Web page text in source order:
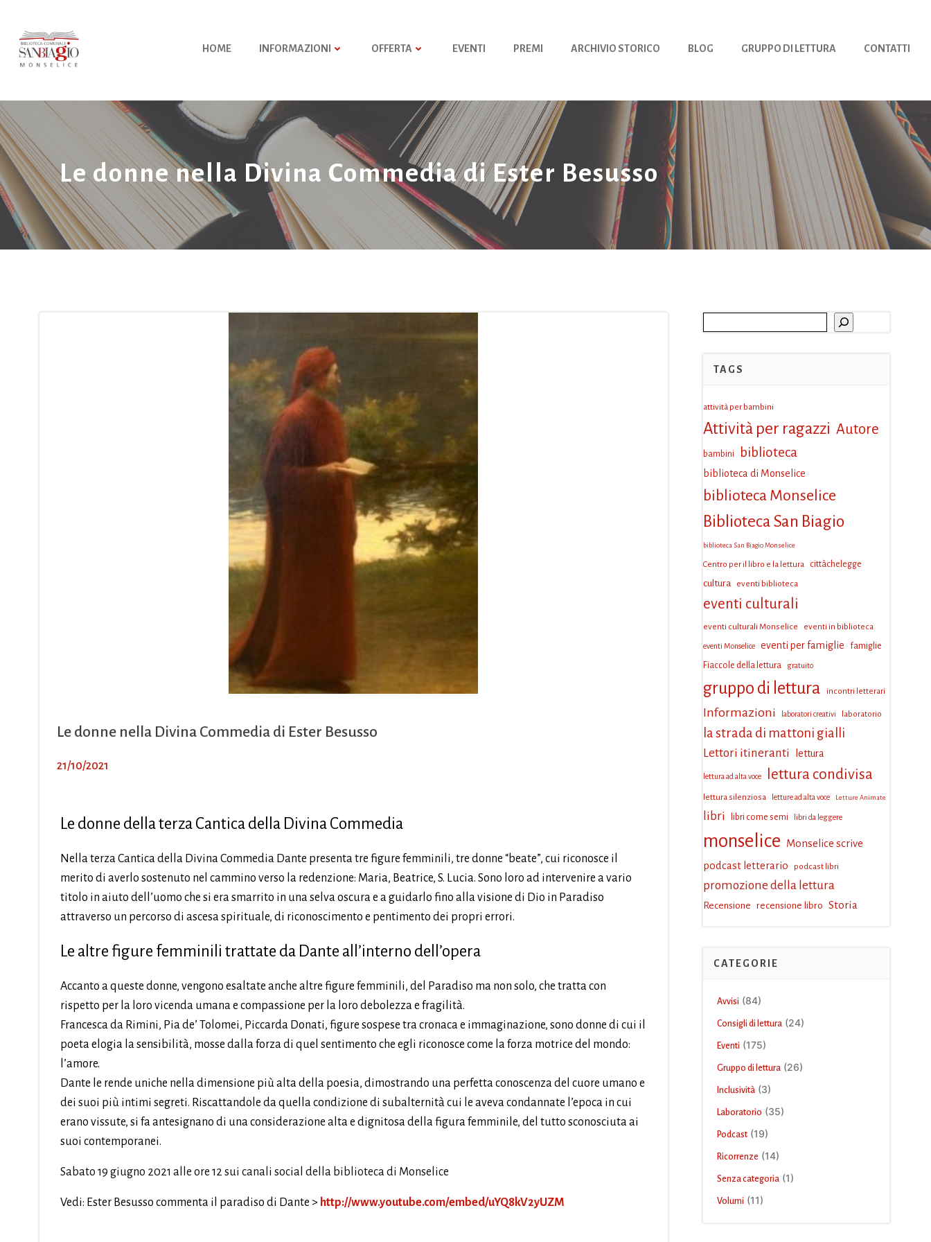
contenuto
HOME INFORMAZIONI OFFERTA EVENTI PREMI ARCHIVIO STORICO BLOG GRUPPO DI LETTURA CONTATTI
Le donne nella Divina Commedia di Ester Besusso
Le donne nella Divina Commedia di Ester Besusso
21/10/2021
Le donne della terza Cantica della Divina Commedia
Nella terza Cantica della Divina Commedia Dante presenta tre figure femminili, tre donne “beate”, cui riconosce il
merito di averlo sostenuto nel cammino verso la redenzione: Maria, Beatrice, S. Lucia. Sono loro ad intervenire a vario
titolo in aiuto dell’uomo che si era smarrito in una selva oscura e a guidarlo fino alla visione di Dio in Paradiso
attraverso un percorso di ascesa spirituale, di riconoscimento e pentimento dei propri errori.
Le altre figure femminili trattate da Dante all’interno dell’opera
Accanto a queste donne, vengono esaltate anche altre figure femminili, del Paradiso ma non solo, che tratta con
rispetto per la loro vicenda umana e compassione per la loro debolezza e fragilità.
Francesca da Rimini, Pia de’ Tolomei, Piccarda Donati, figure sospese tra cronaca e immaginazione, sono donne di cui il
poeta elogia la sensibilità, mosse dalla forza di quel sentimento che egli riconosce come la forza motrice del mondo:
l’amore.
Dante le rende uniche nella dimensione più alta della poesia, dimostrando una perfetta conoscenza del cuore umano e
dei suoi più intimi segreti. Riscattandole da quella condizione di subalternità cui le aveva condannate l’epoca in cui
erano vissute, si fa antesignano di una considerazione alta e dignitosa della figura femminile, del tutto sconosciuta ai
suoi contemporanei.
Sabato 19 giugno 2021 alle ore 12 sui canali social della biblioteca di Monselice
Vedi: Ester Besusso commenta il paradiso di Dante > http://www.youtube.com/embed/uYQ8kV2yUZM
TAGS
attività per bambini
Attività per ragazzi Autore
bambini biblioteca
biblioteca di Monselice
biblioteca Monselice
Biblioteca San Biagio
biblioteca San Biagio Monselice
Centro per il libro e la lettura cittàchelegge
cultura eventi biblioteca
eventi culturali
eventi culturali Monselice eventi in biblioteca
eventi Monselice eventi per famiglie
famiglie
Fiaccole della lettura
gratuito
gruppo di lettura incontri letterari
Informazioni laboratori creativi laboratorio
la strada di mattoni gialli
Lettori itineranti lettura
lettura ad alta voce lettura condivisa
lettura silenziosa letture ad alta voce Letture Animate
libri libri come semi libri da leggere
monselice Monselice scrive
podcast letterario
podcast libri
promozione della lettura
Recensione recensione libro Storia
CATEGORIE
Avvisi (84)
Consigli di lettura(24)
Eventi (175)
Gruppo di lettura(26)
Inclusività(3)
Laboratorio (35)
Podcast(19)
Ricorrenze (14)
Senza categoria(1)
Volumi (11)